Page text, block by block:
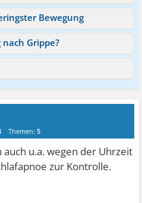
Bewegung
Grippe?
Themen:5
auch u.a. wegen der Uhrzeit
zur Kontrolle.